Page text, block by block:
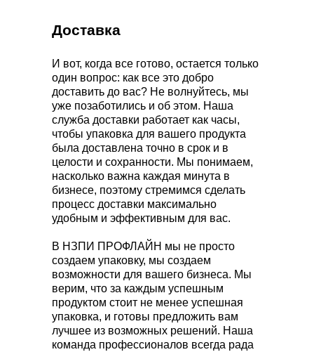
Доставка
И вот, когда все готово, остается только
один вопрос: как все это добро
доставить до вас? Не волнуйтесь, мы
уже позаботились и об этом. Наша
служба доставки работает как часы,
чтобы упаковка для вашего продукта
была доставлена точно в срок и в
целости и сохранности. Мы понимаем,
насколько важна каждая минута в
бизнесе, поэтому стремимся сделать
процесс доставки максимально
удобным и эффективным для вас.
В НЗПИ ПРОФЛАЙН мы не просто
создаем упаковку, мы создаем
возможности для вашего бизнеса. Мы
верим, что за каждым успешным
продуктом стоит не менее успешная
упаковка, и готовы предложить вам
лучшее из возможных решений. Наша
команда профессионалов всегда рада